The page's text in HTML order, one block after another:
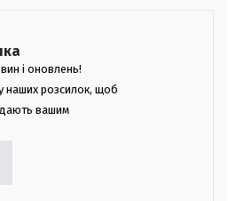
і оновлень!
наших розсилок, щоб
вашим